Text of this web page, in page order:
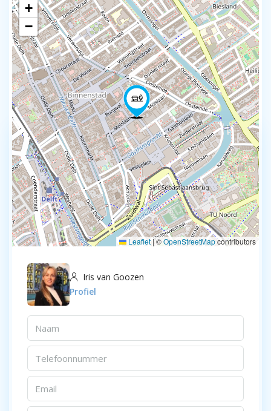
+
−
Leaflet |©OpenStreetMapcontributors
Iris van Goozen
Profiel